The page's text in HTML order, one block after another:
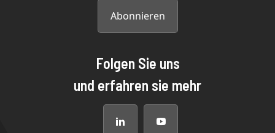
Abonnieren
Folgen Sie uns
und erfahren sie mehr